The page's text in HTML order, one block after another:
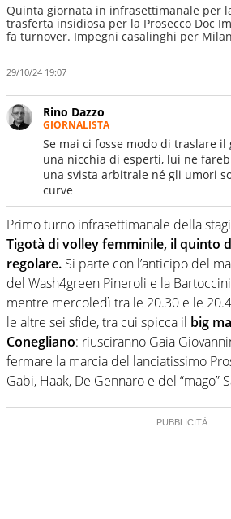
Quinta giornata in infrasettimanale per
trasferta insidiosa per la Prosecco Doc
fa turnover. Impegni casalinghi per
29/10/24 19:07
Rino Dazzo
GIORNALISTA
Se mai ci fosse modo di traslare il
una nicchia di esperti, lui ne
una svista arbitrale né gli umori
curve
Primo turno infrasettimanale della
Tigotà di volley femminile, il quinto
regolare. Si parte con l’anticipo del
del Wash4green Pineroli e la
mentre mercoledì tra le 20.30 e le
le altre sei sfide, tra cui spicca il big
Conegliano: riusciranno Gaia
fermare la marcia del lanciatissimo
Gabi, Haak, De Gennaro e del “mago”